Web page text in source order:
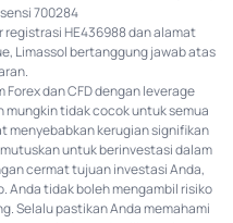
700284
registrasi HE436988 dan alamat
Limassol bertanggung jawab atas
dan CFD dengan leverage
tidak cocok untuk semua
menyebabkan kerugian signifikan
untuk berinvestasi dalam
cermat tujuan investasi Anda,
Anda tidak boleh mengambil risiko
Selalu pastikan Anda memahami